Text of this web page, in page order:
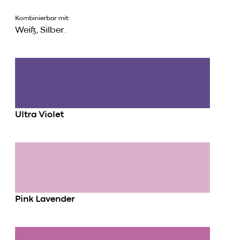
Kombinierbar mit:
Weiß, Silber.
Ultra Violet
Pink Lavender